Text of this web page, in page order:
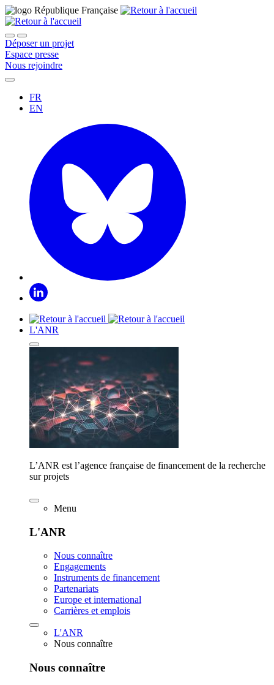
Déposer un projet
Espace presse
Nous rejoindre
FR
EN
L'ANR
L’ANR est l’agence française de financement de la recherche
sur projets
Menu
L'ANR
Nous connaître
Engagements
Instruments de financement
Partenariats
Europe et international
Carrières et emplois
L'ANR
Nous connaître
Nous connaître